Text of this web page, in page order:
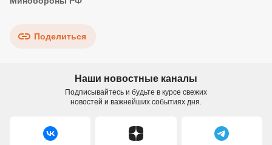
Поделиться
Наши новостные каналы
Подписывайтесь и будьте в курсе свежих
новостей и важнейших событиях дня.